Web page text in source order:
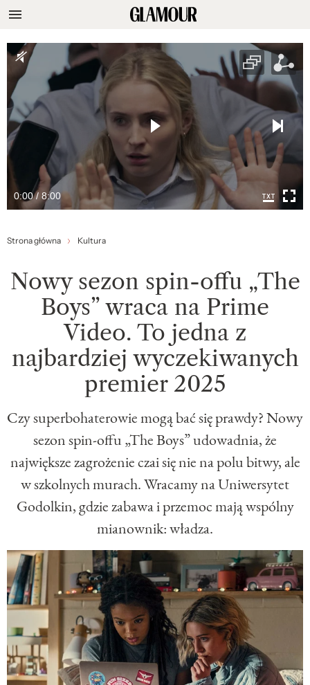
0:00 / 8:00
Strona główna Kultura
Nowy sezon spin-offu „The
Boys” wraca na Prime
Video. To jedna z
najbardziej wyczekiwanych
premier 2025
Czy superbohaterowie mogą bać się prawdy? Nowy
sezon spin-offu „The Boys” udowadnia, że
największe zagrożenie czai się nie na polu bitwy, ale
w szkolnych murach. Wracamy na Uniwersytet
Godolkin, gdzie zabawa i przemoc mają wspólny
mianownik: władza.